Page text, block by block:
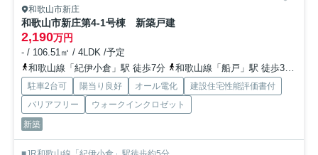
和歌山市新庄
和歌山市新庄第4-1号棟 新築戸建
2,190万円
- / 106.51㎡ / 4LDK /予定
和歌山線「紀伊小倉」駅 徒歩7分
和歌山線「船戸」駅 徒歩30分
駐車2台可 陽当り良好 オール電化
建設住宅性能評価書付
バリアフリー
ウォークインクロゼット
新築